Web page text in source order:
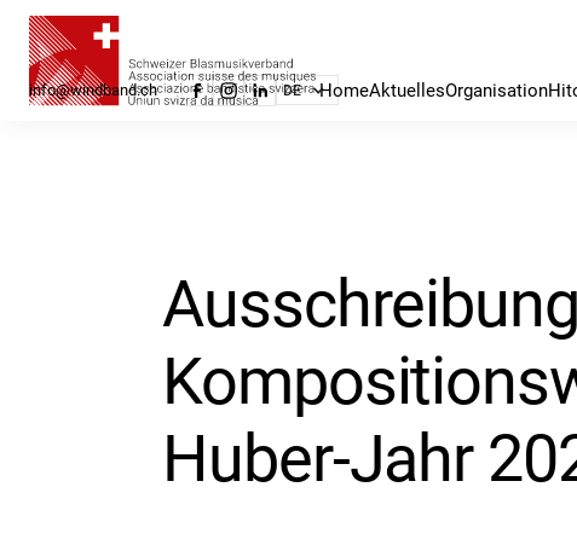
HomeAktuellesOrganisation
info@windband.ch DE
Ausschreibung
Huber-Jahr